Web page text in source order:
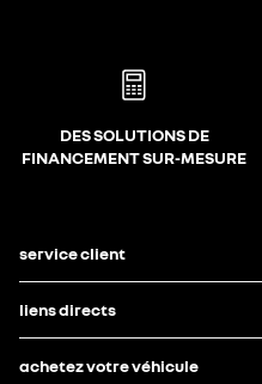
DES SOLUTIONS DE
FINANCEMENT SUR-MESURE
service client
liens directs
achetez votre véhicule